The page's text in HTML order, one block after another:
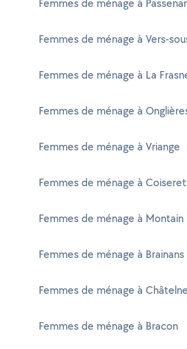
Femmes de ménage à
Femmes de ménage à Vers-
Femmes de ménage à La
Femmes de ménage à
Femmes de ménage à Vriange
Femmes de ménage à
Femmes de ménage à Montain
Femmes de ménage à Brainans
Femmes de ménage à
Femmes de ménage à Bracon